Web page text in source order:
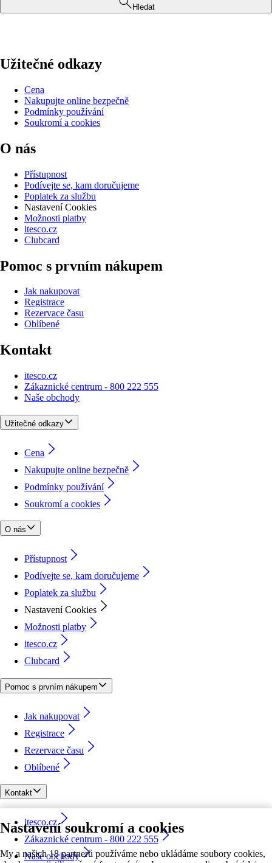
Nastavení soukromí a cookies
My a našich 18 partnerů používáme nebo ukládáme soubory cookies,
Hledat
Užitečné odkazy
Cena
Nakupujte online bezpečně
Podmínky používání
Soukromí a cookies
O nás
Přístupnost
Podívejte se, kam doručujeme
Poplatek za službu
Nastavení Cookies
Možnosti platby
itesco.cz
Clubcard
Pomoc s prvním nákupem
Jak nakupovat
Registrace
Rezervace času
Oblíbené
Kontakt
itesco.cz
Zákaznické centrum - 800 222 555
Naše obchody
Užitečné odkazy
Cena
Nakupujte online bezpečně
Podmínky používání
Soukromí a cookies
O nás
Přístupnost
Podívejte se, kam doručujeme
Poplatek za službu
Nastavení Cookies
Možnosti platby
itesco.cz
Clubcard
Pomoc s prvním nákupem
Jak nakupovat
Registrace
Rezervace času
Oblíbené
Kontakt
itesco.cz
Zákaznické centrum - 800 222 555
Naše obchody